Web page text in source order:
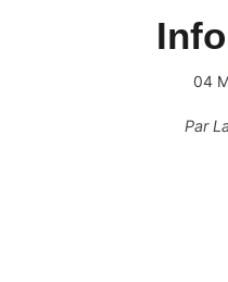
04
Par